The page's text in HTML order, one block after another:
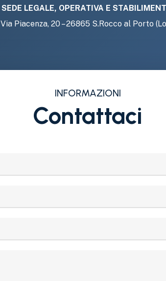
SEDE LEGALE, OPERATIVA E
Via Piacenza, 20 – 26865 S.Rocco al Porto
INFORMAZIONI
Contattaci